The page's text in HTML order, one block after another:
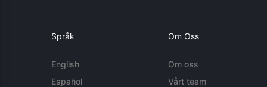
Språk
English
Español
Om Oss
Om oss
Vårt team